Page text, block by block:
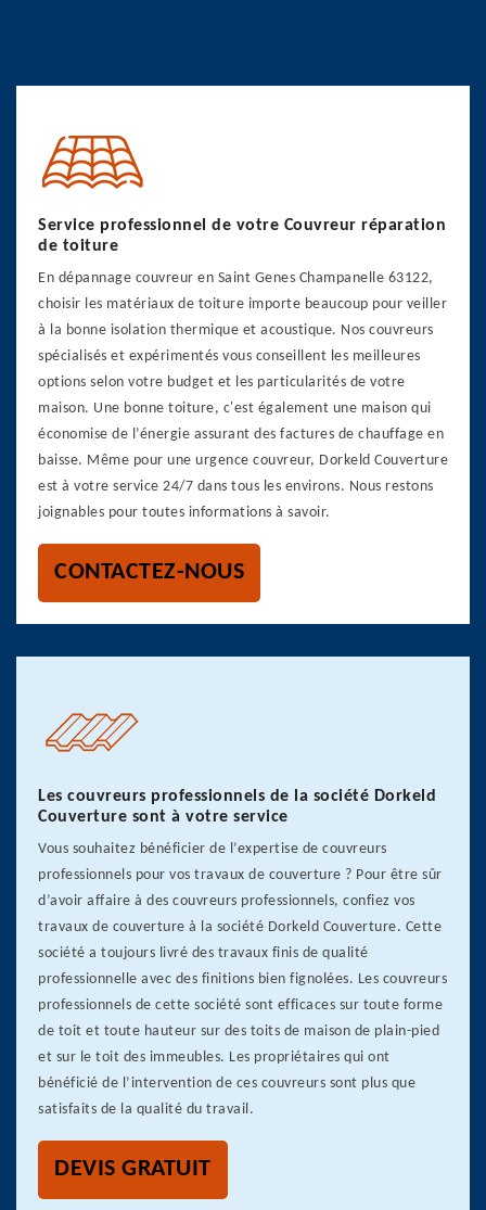
Service professionnel de votre Couvreur réparation
de toiture
En dépannage couvreur en Saint Genes Champanelle 63122,
choisir les matériaux de toiture importe beaucoup pour veiller
à la bonne isolation thermique et acoustique. Nos couvreurs
spécialisés et expérimentés vous conseillent les meilleures
options selon votre budget et les particularités de votre
maison. Une bonne toiture, c'est également une maison qui
économise de l’énergie assurant des factures de chauffage en
baisse. Même pour une urgence couvreur, Dorkeld Couverture
est à votre service 24/7 dans tous les environs. Nous restons
joignables pour toutes informations à savoir.
CONTACTEZ-NOUS
Les couvreurs professionnels de la société Dorkeld
Couverture sont à votre service
Vous souhaitez bénéficier de l’expertise de couvreurs
professionnels pour vos travaux de couverture ? Pour être sûr
d’avoir affaire à des couvreurs professionnels, confiez vos
travaux de couverture à la société Dorkeld Couverture. Cette
société a toujours livré des travaux finis de qualité
professionnelle avec des finitions bien fignolées. Les couvreurs
professionnels de cette société sont efficaces sur toute forme
de toit et toute hauteur sur des toits de maison de plain-pied
et sur le toit des immeubles. Les propriétaires qui ont
bénéficié de l’intervention de ces couvreurs sont plus que
satisfaits de la qualité du travail.
DEVIS GRATUIT